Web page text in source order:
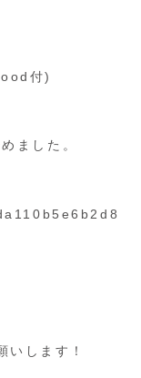
付)
ました。
いします！